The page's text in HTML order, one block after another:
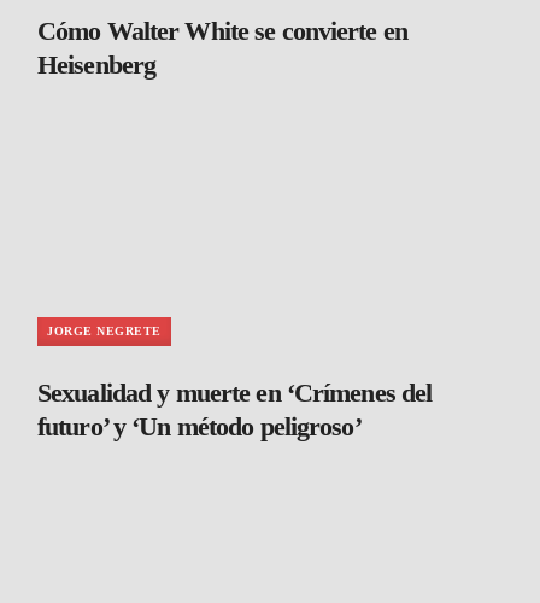
Cómo Walter White se convierte en
Heisenberg
JORGE NEGRETE
Sexualidad y muerte en ‘Crímenes del
futuro’ y ‘Un método peligroso’